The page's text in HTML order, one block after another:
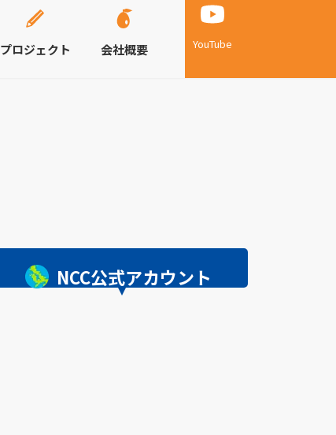
YouTube
プロジェクト 会社概要
NCC公式アカウント